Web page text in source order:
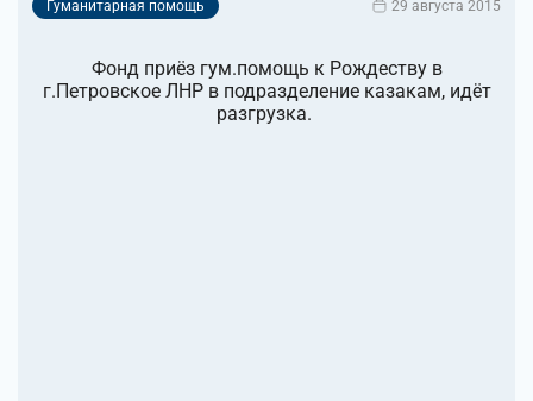
Гуманитарная помощь 29 августа 2015
Фонд приёз гум.помощь к Рождеству в
г.Петровское ЛНР в подразделение казакам, идёт
разгрузка.